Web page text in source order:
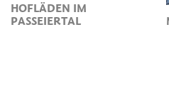
HOFLÄDEN IM
PASSEIERTAL